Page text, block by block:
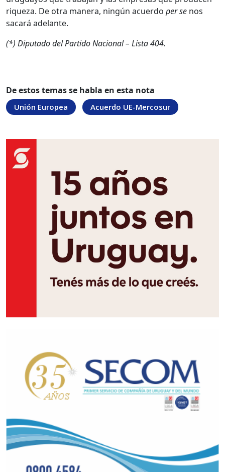
riqueza. De otra manera, ningún acuerdo per se nos
sacará adelante.
(*) Diputado del Partido Nacional – Lista 404.
De estos temas se habla en esta nota
Unión Europea Acuerdo UE-Mercosur